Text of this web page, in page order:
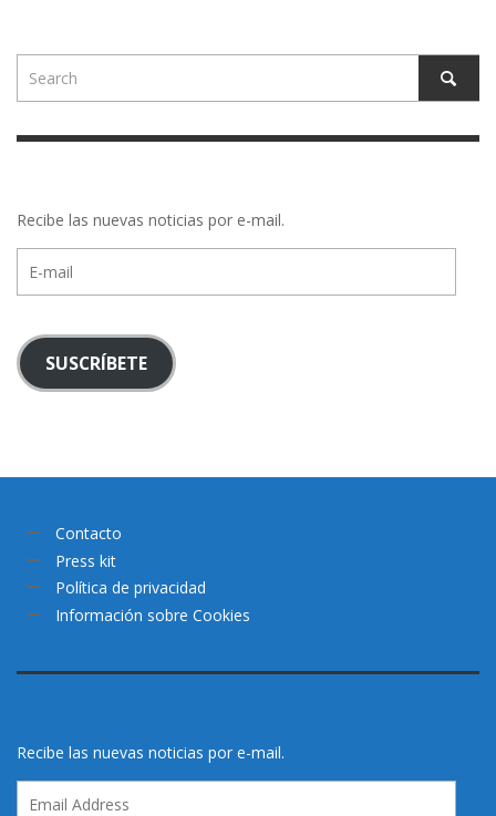
Recibe las nuevas noticias por e-mail.
mail
SUSCRÍBETE
Contacto
Press kit
Política de privacidad
Información sobre Cookies
Recibe las nuevas noticias por e-mail.